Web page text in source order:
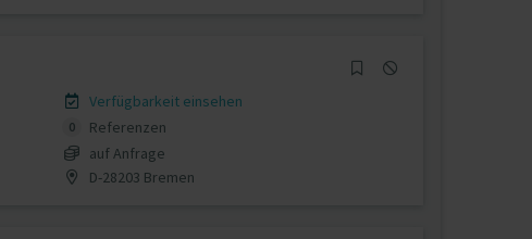
Verfügbarkeit einsehen
0
Referenzen
auf Anfrage
D-28203 Bremen